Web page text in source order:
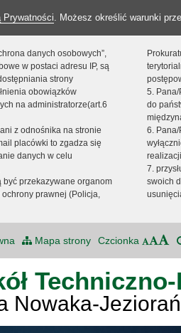
Prywatności. Możesz określić warunki
danych osobowych”,
w postaci adresu IP, są
strony
obowiązków
na administratorze(art.6
z odnośnika na stronie
placówki to zgadza się
danych w celu
być przekazywane organom
prawnej (Policja,
5.
do
6.
7.
swoich
Mapa strony Czcionka
Nowaka-